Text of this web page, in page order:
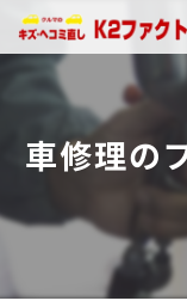
車修理の